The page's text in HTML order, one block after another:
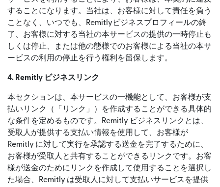
することになります。当社は、お客様に対して責任を負う
ことなく、いつでも、Remitlyビジネスプロフィールの終
了、お客様に対する当社の本サービスの提供の一時停止も
しくは停止、または他の態様でのお客様による当社の本サ
ービスの利用の停止を行う権利を留保します。
4. Remitly ビジネスリンク
本セクションは、本サービスの一機能として、お客様が支
払いリンク（「リンク」）を作成することができる具体的
な条件を定めるものです。Remitly ビジネスリンクとは、
受取人が提供する支払い情報を使用して、お客様が
Remitly に対して実行を承認する送金を完了するために、
お客様が受取人と共有することができるリンクです。お客
様が送金のためにリンクを作成して使用することを選択し
た場合、Remitly は受取人に対して支払いサービスを提供